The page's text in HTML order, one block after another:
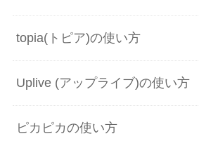
topia(トピア)の使い方
Uplive (アップライブ)の使い方
ピカピカの使い方